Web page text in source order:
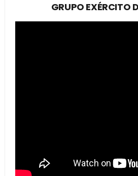
GRUPO EXÉRCITO